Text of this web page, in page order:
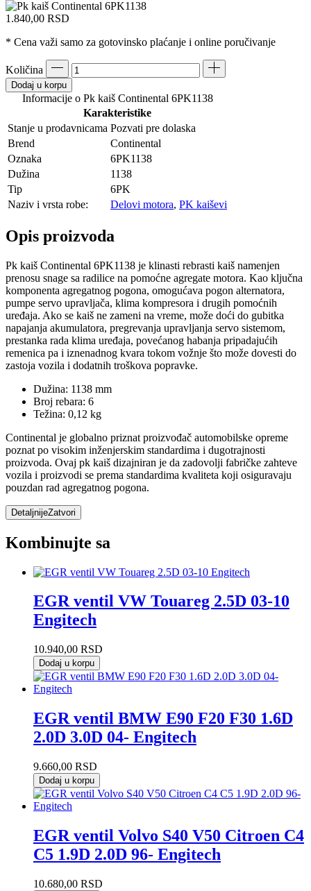
1.840,00 RSD
* Cena važi samo za gotovinsko plaćanje i online poručivanje
Količina
Dodaj u korpu
Informacije o Pk kaiš Continental 6PK1138
Karakteristike
Stanje u prodavnicama Pozvati pre dolaska
Brend
Continental
Oznaka
6PK1138
Dužina
1138
Tip
6PK
Naziv i vrsta robe:
Delovi motora, PK kaiševi
Opis proizvoda
Pk kaiš Continental 6PK1138 je klinasti rebrasti kaiš namenjen
prenosu snage sa radilice na pomoćne agregate motora. Kao ključna
komponenta agregatnog pogona, omogućava pogon alternatora,
pumpe servo upravljača, klima kompresora i drugih pomoćnih
uređaja. Ako se kaiš ne zameni na vreme, može doći do gubitka
napajanja akumulatora, pregrevanja upravljanja servo sistemom,
prestanka rada klima uređaja, povećanog habanja pripadajućih
remenica pa i iznenadnog kvara tokom vožnje što može dovesti do
zastoja vozila i dodatnih troškova popravke.
Dužina: 1138 mm
Broj rebara: 6
Težina: 0,12 kg
Continental je globalno priznat proizvođač automobilske opreme
poznat po visokim inženjerskim standardima i dugotrajnosti
proizvoda. Ovaj pk kaiš dizajniran je da zadovolji fabričke zahteve
vozila i proizvodi se prema standardima kvaliteta koji osiguravaju
pouzdan rad agregatnog pogona.
DetaljnijeZatvori
Kombinujte sa
EGR ventil VW Touareg 2.5D 03-10
Engitech
10.940,00 RSD
Dodaj u korpu
EGR ventil BMW E90 F20 F30 1.6D
2.0D 3.0D 04- Engitech
9.660,00 RSD
Dodaj u korpu
EGR ventil Volvo S40 V50 Citroen C4
C5 1.9D 2.0D 96- Engitech
10.680,00 RSD